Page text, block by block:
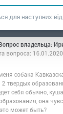
для наступних
владельца:
вопроса:
собака
2 твердых
себя обычно,
она
может быть?